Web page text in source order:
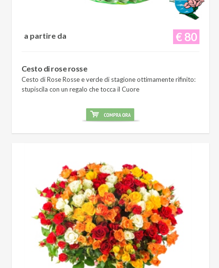
€ 80
a partire da
Cesto di rose rosse
Cesto di Rose Rosse e verde di stagione ottimamente rifinito:
stupiscila con un regalo che tocca il Cuore